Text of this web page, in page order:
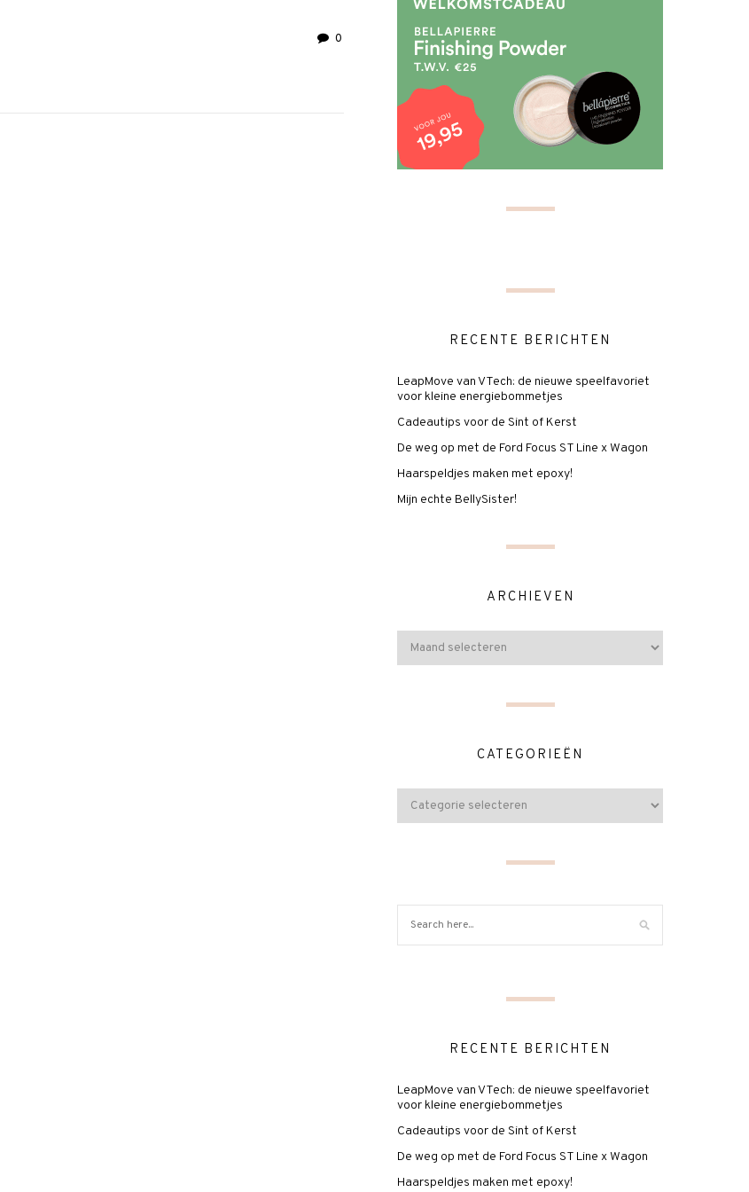
0
RECENTE BERICHTEN
LeapMove van VTech: de nieuwe speelfavoriet
voor kleine energiebommetjes
Cadeautips voor de Sint of Kerst
De weg op met de Ford Focus ST Line x Wagon
Haarspeldjes maken met epoxy!
Mijn echte BellySister!
ARCHIEVEN
CATEGORIEËN
RECENTE BERICHTEN
LeapMove van VTech: de nieuwe speelfavoriet
voor kleine energiebommetjes
Cadeautips voor de Sint of Kerst
De weg op met de Ford Focus ST Line x Wagon
Haarspeldjes maken met epoxy!